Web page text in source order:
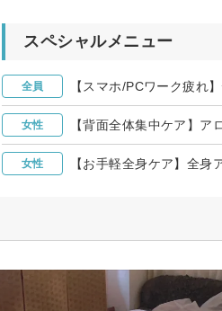
スペシャルメニュー
全員 【スマホ/PCワーク疲れ
女性 【背面全体集中ケア】ア
女性 【お手軽全身ケア】全